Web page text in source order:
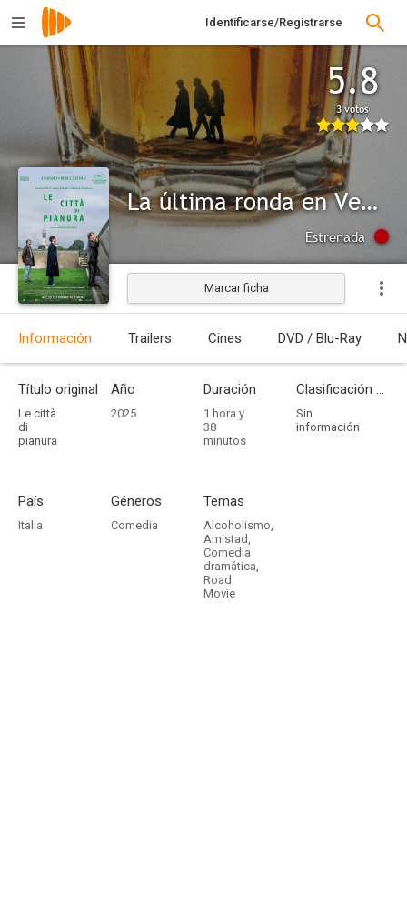
Identificarse/Registrarse
5.8
3 votos
La última ronda en Venecia
Estrenada
Marcar ficha
Información Trailers Cines DVD / Blu-Ray
Título original
Le città
di
pianura
Año
2025
Duración
1 hora y
38
minutos
Clasificación por edades
Sin
información
País
Italia
Géneros
Comedia
Temas
Alcoholismo,
Amistad,
Comedia
dramática,
Road
Movie